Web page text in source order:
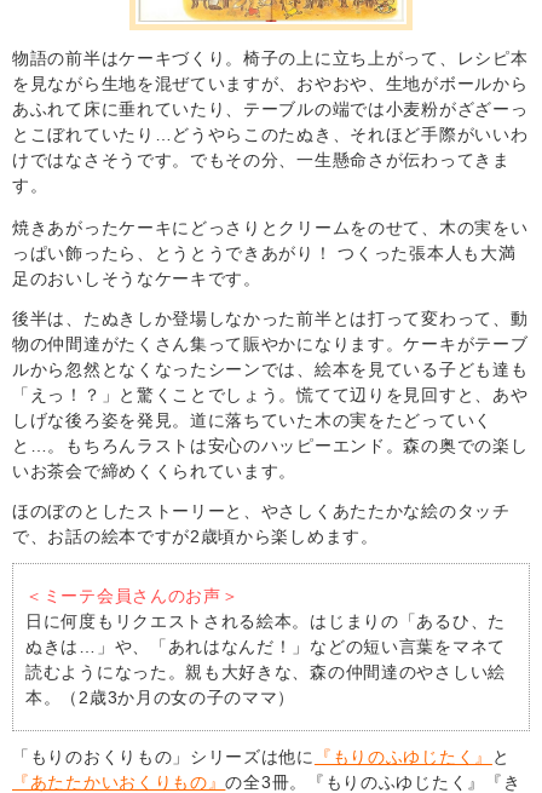
物語の前半はケーキづくり。椅子の上に立ち上がって、レシピ本
を見ながら生地を混ぜていますが、おやおや、生地がボールから
あふれて床に垂れていたり、テーブルの端では小麦粉がざざーっ
とこぼれていたり…どうやらこのたぬき、それほど手際がいいわ
けではなさそうです。でもその分、一生懸命さが伝わってきま
す。
焼きあがったケーキにどっさりとクリームをのせて、木の実をい
っぱい飾ったら、とうとうできあがり！ つくった張本人も大満
足のおいしそうなケーキです。
後半は、たぬきしか登場しなかった前半とは打って変わって、動
物の仲間達がたくさん集って賑やかになります。ケーキがテーブ
ルから忽然となくなったシーンでは、絵本を見ている子ども達も
「えっ！？」と驚くことでしょう。慌てて辺りを見回すと、あや
しげな後ろ姿を発見。道に落ちていた木の実をたどっていく
と…。もちろんラストは安心のハッピーエンド。森の奥での楽し
いお茶会で締めくくられています。
ほのぼのとしたストーリーと、やさしくあたたかな絵のタッチ
で、お話の絵本ですが2歳頃から楽しめます。
＜ミーテ会員さんのお声＞
日に何度もリクエストされる絵本。はじまりの「あるひ、た
ぬきは…」や、「あれはなんだ！」などの短い言葉をマネて
読むようになった。親も大好きな、森の仲間達のやさしい絵
本。（2歳3か月の女の子のママ）
「もりのおくりもの」シリーズは他に 『もりのふゆじたく』
と
『あたたかいおくりもの』の全3冊。『もりのふゆじたく』『き